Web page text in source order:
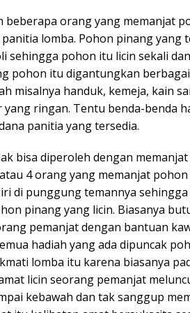
beberapa orang yang memanjat
lomba. Pohon pinang yang
sehingga pohon itu licin sekali
pohon itu digantungkan
misalnya handuk, kemeja, kain
ringan. Tentu benda-benda
panitia yang tersedia.
bisa diperoleh dengan
4 orang yang memanjat
di punggung temannya
pinang yang licin. Biasanya
pemanjat dengan bantuan
hadiah yang ada dipuncak
lomba itu karena biasanya
licin seorang pemanjat
kebawah dan tak sanggup